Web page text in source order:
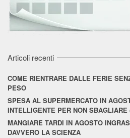
Articoli recenti
COME RIENTRARE DALLE FERIE
PESO
SPESA AL SUPERMERCATO IN
INTELLIGENTE PER NON SBAGLIARE
MANGIARE TARDI IN AGOSTO
DAVVERO LA SCIENZA